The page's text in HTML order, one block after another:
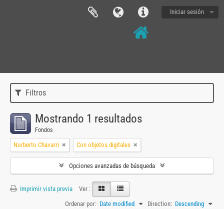
Iniciar sesión
Filtros
Mostrando 1 resultados
Fondos
Norberto Chavarri Con objetos digitales
Opciones avanzadas de búsqueda
Imprimir vista previa
Ver :
Ordenar por: Date modified Direction: Descending